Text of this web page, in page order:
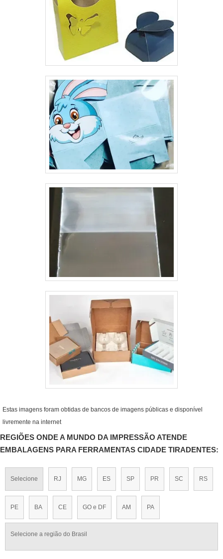
Estas imagens foram obtidas de bancos de imagens públicas e disponível
livremente na internet
REGIÕES ONDE A MUNDO DA IMPRESSÃO ATENDE
EMBALAGENS PARA FERRAMENTAS CIDADE TIRADENTES:
Selecione RJ MG ES SP PR SC RS
PE BA CE GO e DF AM PA
Selecione a região do Brasil